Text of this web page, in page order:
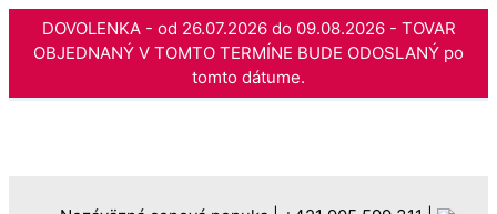
DOVOLENKA - od 26.07.2026 do 09.08.2026 - TOVAR
OBJEDNANÝ V TOMTO TERMÍNE BUDE ODOSLANÝ po
tomto dátume.